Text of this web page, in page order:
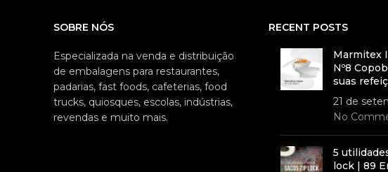
SOBRE NÓS
Especializada na venda e distribuição
de embalagens para restaurantes,
padarias, fast foods, cafeterias, food
trucks, quiosques, escolas, indústrias,
revendas e muito mais.
RECENT POSTS
Marmitex
Nº8
suas
21 de
No
5
lock | 89